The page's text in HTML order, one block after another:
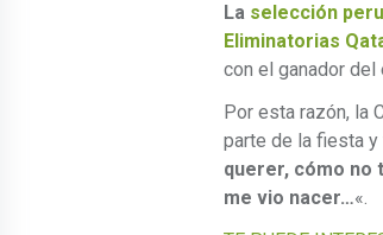
La selección
Eliminatorias
con el ganador del
Por esta razón, la
parte de la fiesta y
querer, cómo no
me vio nacer…«.